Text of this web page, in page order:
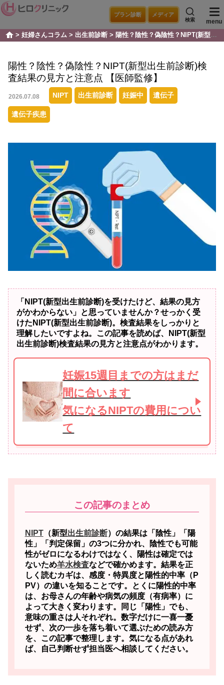
プラン診断 メディア
検索 menu
home妊婦さんコラム 出生前診断 陽性？陰性？偽陰性？NIPT(新型出生前診断)検査結果の見方と注意点 【医師監修】
陽性？陰性？偽陰性？NIPT(新型出生前診断)検
査結果の見方と注意点 【医師監修】
2026.07.08 NIPT 出生前診断 妊娠中 遺伝子
遺伝子疾患
「NIPT(新型出生前診断)を受けたけど、結果の見方
がかわからない」と思っていませんか？せっかく受
けたNIPT(新型出生前診断)。検査結果をしっかりと
理解したいですよね。この記事を読めば、NIPT(新型
出生前診断)検査結果の見方と注意点がわかります。
妊娠15週目までの方はまだ
間に合います
気になるNIPTの費用につい
て
この記事のまとめ
NIPT（新型出生前診断）の結果は「陰性」「陽
性」「判定保留」の3つに分かれ、陰性でも可能
性がゼロになるわけではなく、陽性は確定では
ないため羊水検査などで確かめます。 結果を正
しく読むカギは、感度・特異度と陽性的中率（P
PV）の違いを知ることです。とくに陽性的中率
は、お母さんの年齢や病気の頻度（有病率）に
よって大きく変わります。同じ「陽性」でも、
意味の重さは人それぞれ。数字だけに一喜一憂
せず、次の一歩を落ち着いて選ぶための読み方
を、この記事で整理します。気になる点があれ
ば、自己判断せず担当医へ相談してください。